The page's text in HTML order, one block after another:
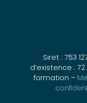
Siret : 753
d’existence :
formation –